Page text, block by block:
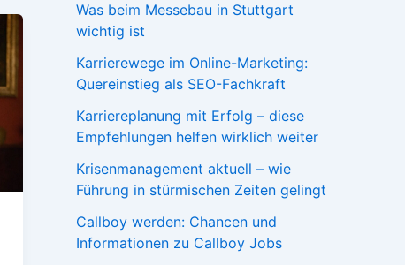
Was beim Messebau in Stuttgart
wichtig ist
Karrierewege im Online-Marketing:
Quereinstieg als SEO-Fachkraft
Karriereplanung mit Erfolg – diese
Empfehlungen helfen wirklich weiter
Krisenmanagement aktuell – wie
Führung in stürmischen Zeiten gelingt
Callboy werden: Chancen und
Informationen zu Callboy Jobs